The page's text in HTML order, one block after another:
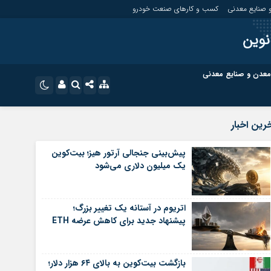
معدنی
کسب و کارهای صنعت خودرو
و صنایع معدنی
سروش
آپارات
رمز عبور
مرا به خاطر بسپار
صنعت خودرو کسب و کارهای گردشگری و هنر
گردشگری و هنر
اخبار
پیش‌بینی جنجالی آرتور هیز؛ بیت‌کوین
یک میلیون دلاری می‌شود
اتریوم در آستانه یک تغییر بزرگ؛
پیشنهاد جدید برای کاهش عرضه ETH
بازگشت بیت‌کوین به بالای ۶۴ هزار دلار؛